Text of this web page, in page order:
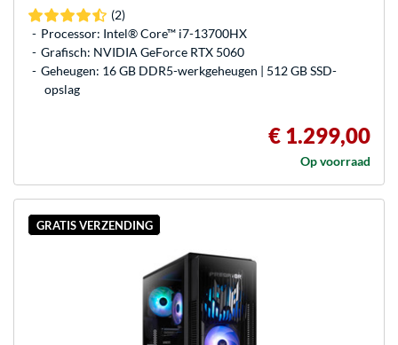
(2)
Processor: Intel® Core™ i7-13700HX
Grafisch: NVIDIA GeForce RTX 5060
Geheugen: 16 GB DDR5-werkgeheugen | 512 GB SSD-
opslag
€ 1.299,00
Op voorraad
GRATIS VERZENDING